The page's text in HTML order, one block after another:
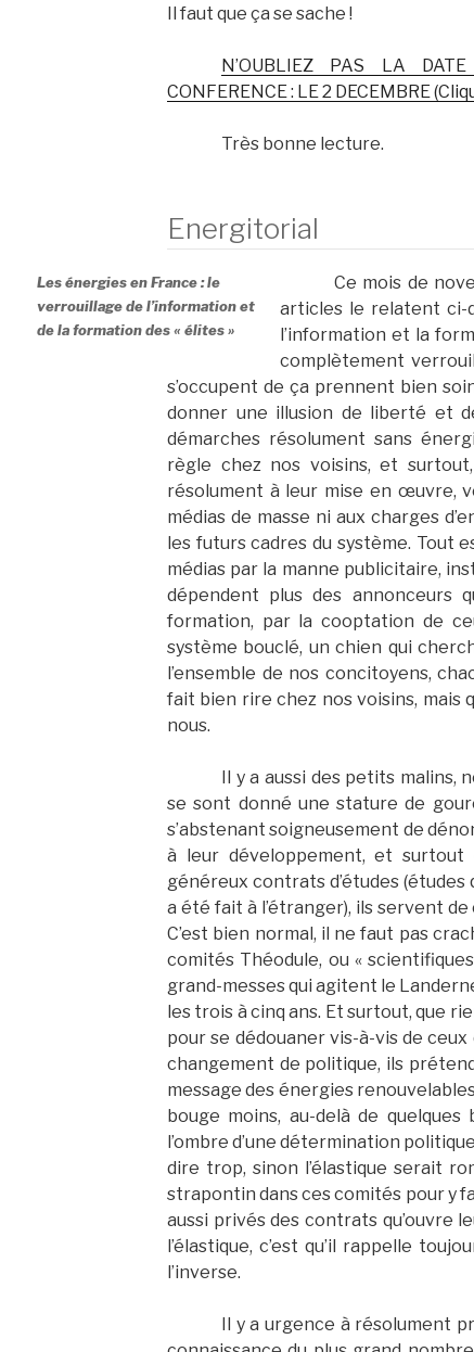
Il faut que ça se sache !
N’OUBLIEZ PAS LA
CONFERENCE : LE 2 DECEMBRE
Très bonne lecture.
Energitorial
Les énergies en France : le
verrouillage de l’information et
de la formation des « élites »
Ce mois de
articles le relatent ci-
l’information et la
complètement
s’occupent de ça prennent bien
donner une illusion de liberté et
démarches résolument sans
règle chez nos voisins, et
résolument à leur mise en œuvre,
médias de masse ni aux charges
les futurs cadres du système. Tout
médias par la manne publicitaire,
dépendent plus des annonceurs
formation, par la cooptation de
système bouclé, un chien qui
l’ensemble de nos concitoyens,
fait bien rire chez nos voisins, mais
nous.
Il y a aussi des petits malins,
se sont donné une stature de
s’abstenant soigneusement de
à leur développement, et
généreux contrats d’études
a été fait à l’étranger), ils servent
C’est bien normal, il ne faut pas
comités Théodule, ou «
grand-messes qui agitent le
les trois à cinq ans. Et surtout, que
pour se dédouaner vis-à-vis de
changement de politique, ils
message des énergies
bouge moins, au-delà de
l’ombre d’une détermination
dire trop, sinon l’élastique serait
strapontin dans ces comités pour y
aussi privés des contrats qu’ouvre
l’élastique, c’est qu’il rappelle
l’inverse.
Il y a urgence à résolument